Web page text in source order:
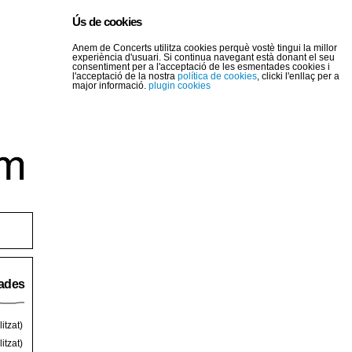
Ús de cookies
Anem de Concerts utilitza cookies perquè vostè tingui la millor
experiència d'usuari. Si continua navegant està donant el seu
consentiment per a l'acceptació de les esmentades cookies i
l'acceptació de la nostra política de cookies, clicki l'enllaç per a
major informació. plugin cookies